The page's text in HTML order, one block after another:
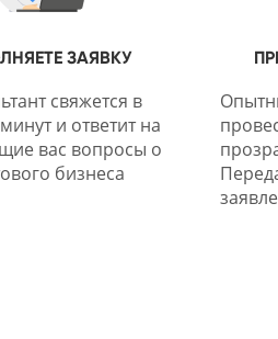
ЗАЯВКУ
свяжется в
и ответит на
вас вопросы о
бизнеса